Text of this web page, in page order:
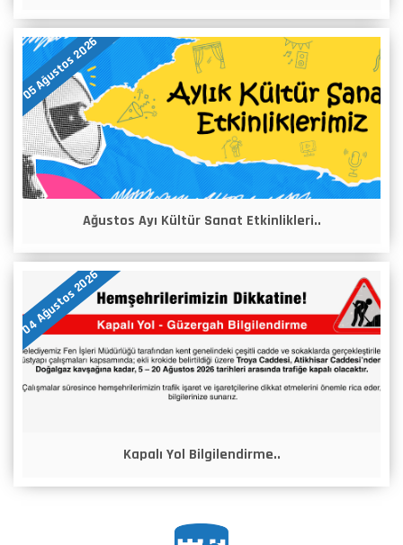
05 Ağustos 2026
Ağustos Ayı Kültür Sanat Etkinlikleri..
04 Ağustos 2026
Kapalı Yol Bilgilendirme..